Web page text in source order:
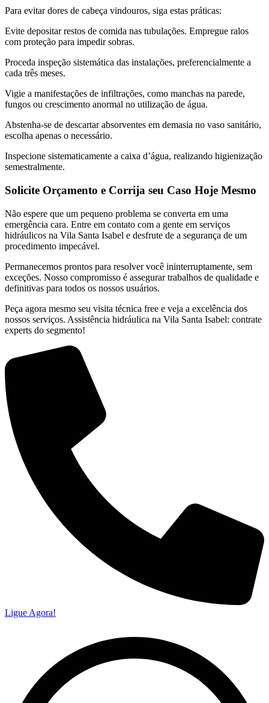
Para evitar dores de cabeça vindouros, siga estas práticas:
Evite depositar restos de comida nas tubulações. Empregue ralos
com proteção para impedir sobras.
Proceda inspeção sistemática das instalações, preferencialmente a
cada três meses.
Vigie a manifestações de infiltrações, como manchas na parede,
fungos ou crescimento anormal no utilização de água.
Abstenha-se de descartar absorventes em demasia no vaso sanitário,
escolha apenas o necessário.
Inspecione sistematicamente a caixa d’água, realizando higienização
semestralmente.
Solicite Orçamento e Corrija seu Caso Hoje Mesmo
Não espere que um pequeno problema se converta em uma
emergência cara. Entre em contato com a gente em serviços
hidráulicos na Vila Santa Isabel e desfrute de a segurança de um
procedimento impecável.
Permanecemos prontos para resolver você ininterruptamente, sem
exceções. Nosso compromisso é assegurar trabalhos de qualidade e
definitivas para todos os nossos usuários.
Peça agora mesmo seu visita técnica free e veja a excelência dos
nossos serviços. Assistência hidráulica na Vila Santa Isabel: contrate
experts do segmento!
Ligue Agora!